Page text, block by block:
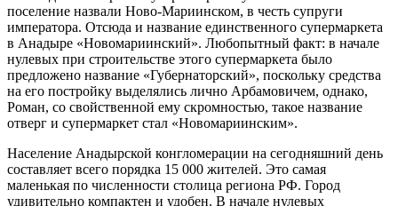
поселение назвали Ново-Мариинском, в честь супруги
императора. Отсюда и название единственного супермаркета
в Анадыре «Новомариинский». Любопытный факт: в начале
нулевых при строительстве этого супермаркета было
предложено название «Губернаторский», поскольку средства
на его постройку выделялись лично Арбамовичем, однако,
Роман, со свойственной ему скромностью, такое название
отверг и супермаркет стал «Новомариинским».
Население Анадырской конгломерации на сегодняшний день
составляет всего порядка 15 000 жителей. Это самая
маленькая по численности столица региона РФ. Город
удивительно компактен и удобен. В начале нулевых